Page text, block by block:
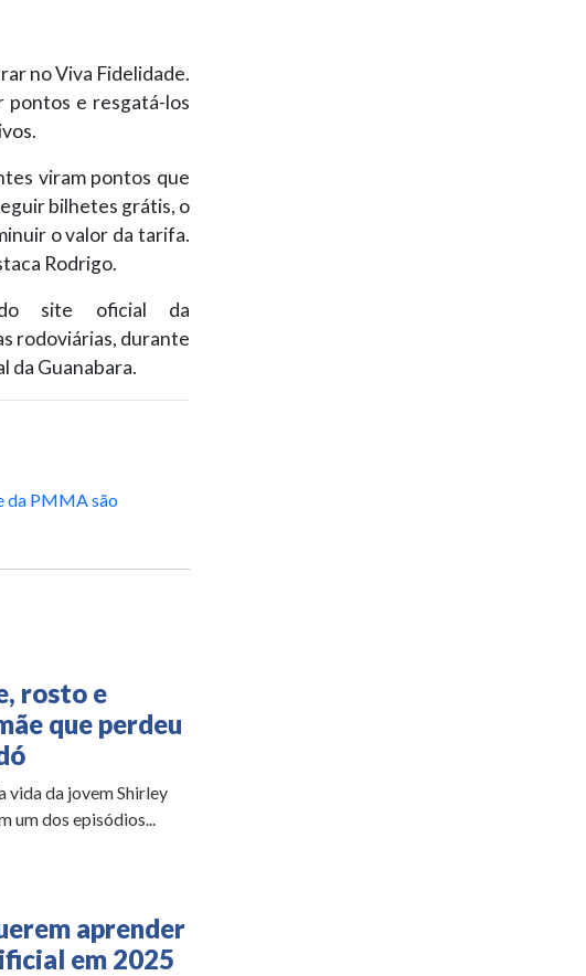
no Viva Fidelidade.
pontos e resgatá-los
viram pontos que
bilhetes grátis, o
o valor da tarifa.
Rodrigo.
site oficial da
rodoviárias, durante
da Guanabara.
da PMMA são
rosto e
que perdeu
vida da jovem Shirley
um dos episódios...
aprender
em 2025